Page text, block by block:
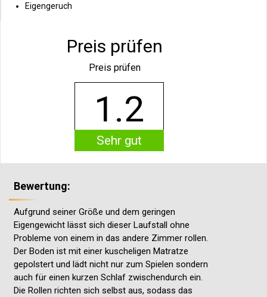
Eigengeruch
Preis prüfen
Preis prüfen
1.2
Sehr gut
Bewertung:
Aufgrund seiner Größe und dem geringen
Eigengewicht lässt sich dieser Laufstall ohne
Probleme von einem in das andere Zimmer rollen.
Der Boden ist mit einer kuscheligen Matratze
gepolstert und lädt nicht nur zum Spielen sondern
auch für einen kurzen Schlaf zwischendurch ein.
Die Rollen richten sich selbst aus, sodass das